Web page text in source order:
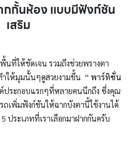
กกั้นห้อง แบบมีฟังก์ชัน
เสริม
นที่ให้ชัดเจน รวมถึงช่วยพรางตา
ให้มุมนั้นๆดูสวยงามขึ้น “ พาร์ทิชั่น
ประกอบแรกๆที่หลายคนนึกถึง ซึ่งคุณ
ถเพิ่มฟังก์ชันให้ฉากบังตานี้ใช้งานได้
ประเภทที่เราเลือกมาฝากกันครับ